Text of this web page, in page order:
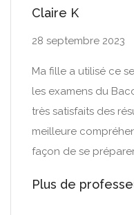
Claire K
28 septembre 2023
Ma fille a utilisé ce
les examens du
très satisfaits des
meilleure
façon de se préparer
Plus de